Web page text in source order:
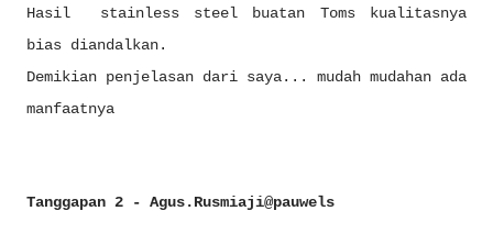
Hasil stainless steel buatan Toms kualitasnya
bias diandalkan.
Demikian penjelasan dari saya... mudah mudahan ada
manfaatnya
Tanggapan 2 - Agus.Rusmiaji@pauwels